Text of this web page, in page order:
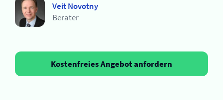
Veit Novotny
Berater
Kostenfreies Angebot anfordern